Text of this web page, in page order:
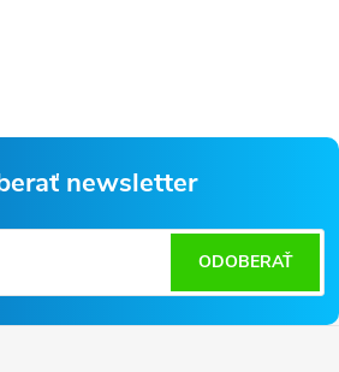
newsletter
ODOBERAŤ